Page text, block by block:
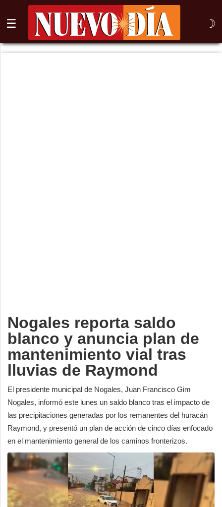
☰ ☽
⌕
Nogales reporta saldo
blanco y anuncia plan de
mantenimiento vial tras
lluvias de Raymond
El presidente municipal de Nogales, Juan Francisco Gim
Nogales, informó este lunes un saldo blanco tras el impacto de
las precipitaciones generadas por los remanentes del huracán
Raymond, y presentó un plan de acción de cinco días enfocado
en el mantenimiento general de los caminos fronterizos.